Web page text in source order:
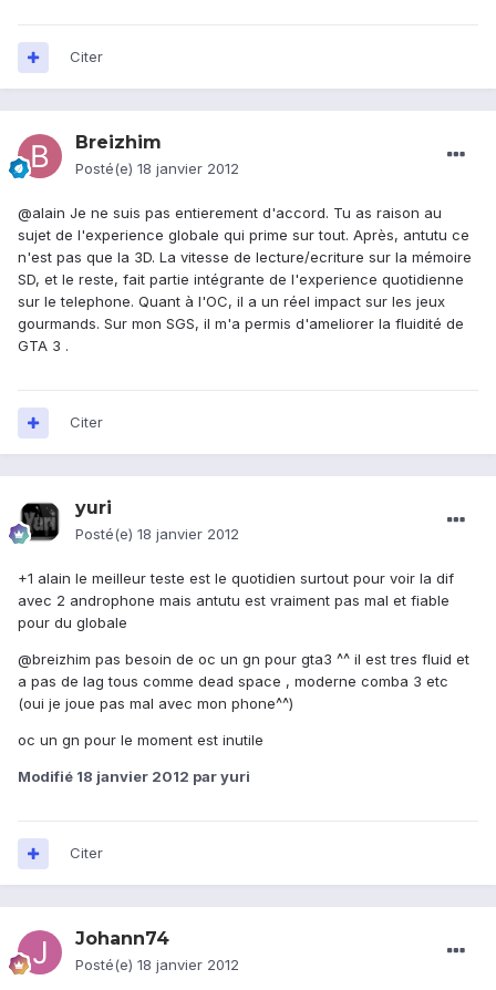
Citer
Breizhim
Posté(e) 18 janvier 2012
@alain Je ne suis pas entierement d'accord. Tu as raison au
sujet de l'experience globale qui prime sur tout. Après, antutu ce
n'est pas que la 3D. La vitesse de lecture/ecriture sur la mémoire
SD, et le reste, fait partie intégrante de l'experience quotidienne
sur le telephone. Quant à l'OC, il a un réel impact sur les jeux
gourmands. Sur mon SGS, il m'a permis d'ameliorer la fluidité de
GTA 3 .
Citer
yuri
Posté(e) 18 janvier 2012
+1 alain le meilleur teste est le quotidien surtout pour voir la dif
avec 2 androphone mais antutu est vraiment pas mal et fiable
pour du globale
@breizhim pas besoin de oc un gn pour gta3 ^^ il est tres fluid et
a pas de lag tous comme dead space , moderne comba 3 etc
(oui je joue pas mal avec mon phone^^)
oc un gn pour le moment est inutile
Modifié 18 janvier 2012 par yuri
Citer
Johann74
Posté(e) 18 janvier 2012